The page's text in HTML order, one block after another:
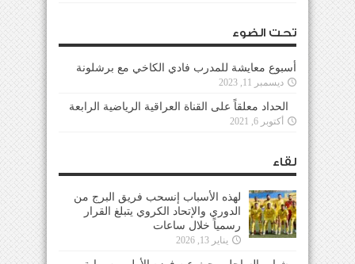
تحت الضوء
أسبوع معايشة للمدرب فادي الكاخي مع برشلونة
ديسمبر 11, 2023
الحداد معلقاً على القناة العراقية الرياضية الرابعة
أكتوبر 6, 2021
لقاء
لهذه الأسباب إنسحب فريق البرج من
الدوري والإتحاد الكروي يتبلغ القرار
رسمياً خلال ساعات
يناير 13, 2026